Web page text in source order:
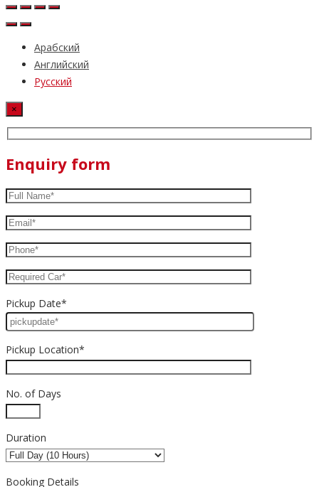
Арабский
Английский
Русский
×
Enquiry form
Pickup Date*
Pickup Location*
No. of Days
Duration
Booking Details